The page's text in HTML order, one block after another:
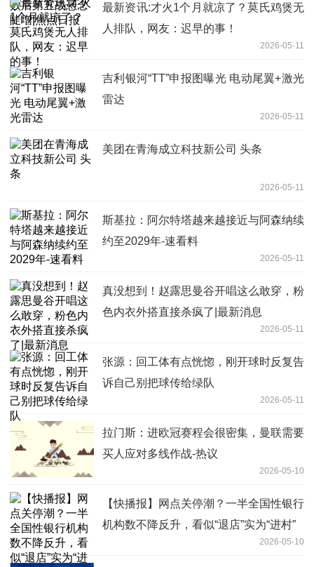
最新资讯:才火1个月就凉了？莫氏鸡煲无
人排队，网友：迟早的事！
2026-05-11
吉利银河“TT”申报图曝光 电动尾翼+激光
雷达
2026-05-11
美团在青海成立科技新公司 头条
2026-05-11
斯基拉：阿尔特塔越来越接近与阿森纳续
约至2029年-速看料
2026-05-11
真没想到！赵露思曼谷开唱这么敢穿，粉
色内衣外搭直接杀疯了|最新消息
2026-05-11
张源：回工体有点恍惚，刚开球时反复告
诉自己别把球传给绿队
2026-05-11
拉门斯：进欧冠赛程会很密集，曼联需要
买人应对多线作战-热议
2026-05-10
【快播报】网点关停潮？一半全国性银行
机构数不降反升，看似“退店”实为“进村”
2026-05-10